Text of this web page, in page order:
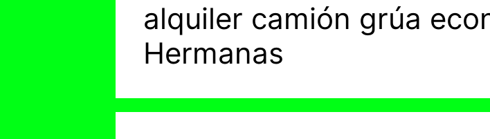
alquiler camión grúa
Hermanas